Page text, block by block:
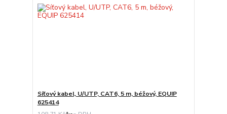
Síťový kabel, U/UTP, CAT6, 5 m, béžový, EQUIP
625414